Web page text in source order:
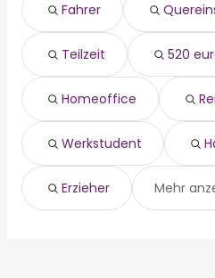
Tettnang
Engen
Meßkirch
520 euro
homeoffice
reinigungskraft
werkstudent
hausmeister
erzieher
Fahrer
Teilzeit 520
Homeoffice
Werkstudent
Erzieher Mehr